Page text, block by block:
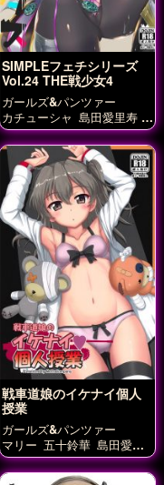
SIMPLEフェチシリーズ
Vol.24 THE戦少女4
ガールズ&パンツァー
カチューシャ 島田愛里寿
秋山優花里 西住みほ
戦車道娘のイケナイ個人
授業
ガールズ&パンツァー
マリー 五十鈴華 島田愛里
寿